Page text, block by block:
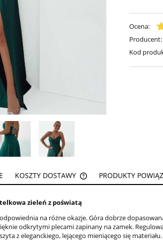
Ocena:
Producent:
Kod
KOSZTY DOSTAWY PRODUKTY
zieleń z poświatą
na różne okazje. Góra dobrze
odkrytymi plecami zapinany na zamek.
z eleganckiego, lejącego mieniącego się materiału.